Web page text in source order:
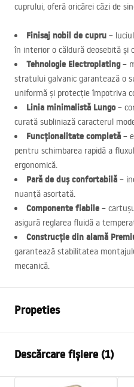
cuprului, oferă oricărei căzi de
Finisaj nobil de cupru –
în interior o căldură deosebită și
Tehnologie Electroplating–
stratului galvanic garantează o
uniformă și protecție împotriva
Linia minimalistă Lungo–
curată subliniază caracterul
Funcționalitate completă –
pentru schimbarea rapidă a
ergonomică.
Pară de duș confortabilă –
nuanță asortată.
Componente fiabile –
asigură reglarea fluidă a
Construcție din alamă
garantează stabilitatea
mecanică.
Propeties
Metodă de montaj
Culoare
Descărcare fișiere (1)